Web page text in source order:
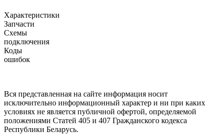
Характеристики
Запчасти
Схемы
подключения
Коды
ошибок
Вся представленная на сайте информация носит
исключительно информационный характер и ни при каких
условиях не является публичной офертой, определяемой
положениями Статей 405 и 407 Гражданского кодекса
Республики Беларусь.